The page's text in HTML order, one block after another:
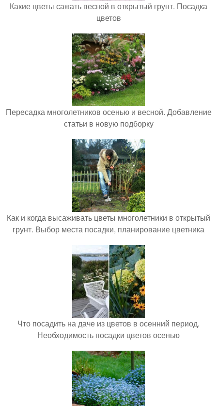
Какие цветы сажать весной в открытый грунт. Посадка
цветов
Пересадка многолетников осенью и весной. Добавление
статьи в новую подборку
Как и когда высаживать цветы многолетники в открытый
грунт. Выбор места посадки, планирование цветника
Что посадить на даче из цветов в осенний период.
Необходимость посадки цветов осенью